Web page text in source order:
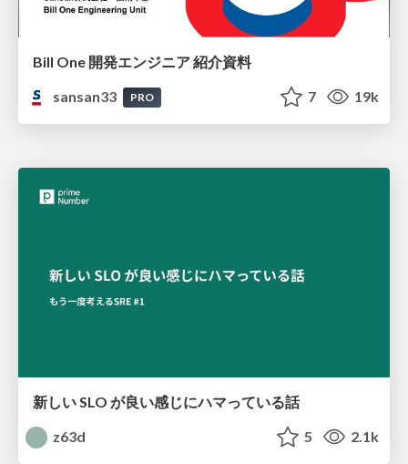
Bill One 開発エンジニア 紹介資料
sansan33
PRO 7 19k
新しい SLO が良い感じにハマっている話
z63d
5 2.1k